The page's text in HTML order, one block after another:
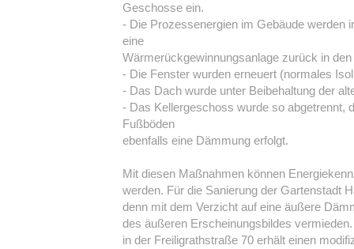
Geschosse ein.
- Die Prozessenergien im Gebäude werden
eine
Wärmerückgewinnungsanlage zurück in
- Die Fenster wurden erneuert (normales
- Das Dach wurde unter Beibehaltung der
- Das Kellergeschoss wurde so abgetrennt,
Fußböden
ebenfalls eine Dämmung erfolgt.
Mit diesen Maßnahmen können
werden. Für die Sanierung der Gartenstadt
denn mit dem Verzicht auf eine äußere
des äußeren Erscheinungsbildes
in der Freiligrathstraße 70 erhält einen